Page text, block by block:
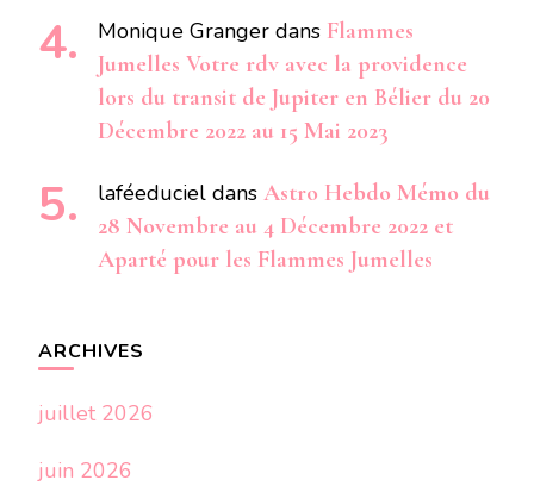
Monique Granger dans Flammes
Jumelles Votre rdv avec la providence
lors du transit de Jupiter en Bélier du 20
Décembre 2022 au 15 Mai 2023
laféeduciel dans Astro Hebdo Mémo du
28 Novembre au 4 Décembre 2022 et
Aparté pour les Flammes Jumelles
ARCHIVES
juillet 2026
juin 2026